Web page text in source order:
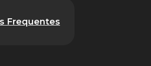
Frequentes